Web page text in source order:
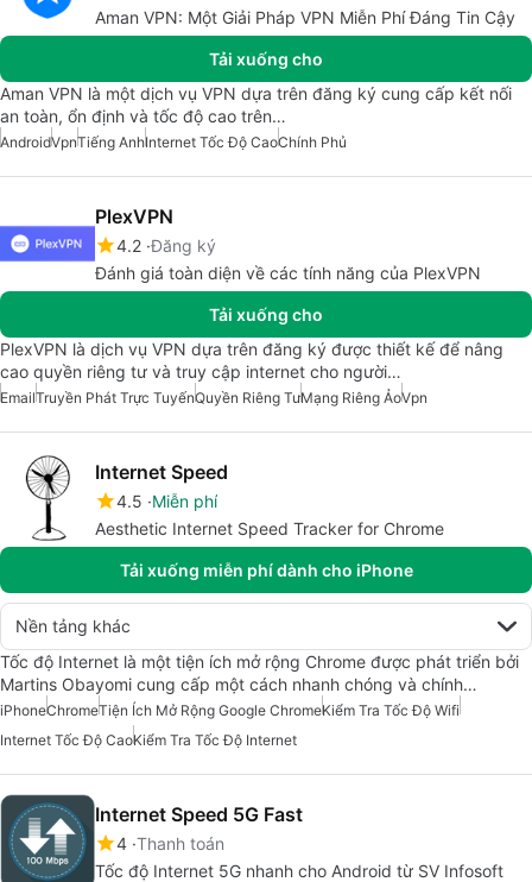
Aman VPN: Một Giải Pháp VPN Miễn Phí Đáng Tin Cậy
Tải xuống cho
Aman VPN là một dịch vụ VPN dựa trên đăng ký cung cấp kết nối
an toàn, ổn định và tốc độ cao trên…
AndroidVpnTiếng AnhInternet Tốc Độ CaoChính Phủ
PlexVPN
4.2 Đăng ký
Đánh giá toàn diện về các tính năng của PlexVPN
Tải xuống cho
PlexVPN là dịch vụ VPN dựa trên đăng ký được thiết kế để nâng
cao quyền riêng tư và truy cập internet cho người…
EmailTruyền Phát Trực TuyếnQuyền Riêng TưMạng Riêng ẢoVpn
Internet Speed
4.5 Miễn phí
Aesthetic Internet Speed Tracker for Chrome
Tải xuống miễn phí dành cho iPhone
Nền tảng khác
Tốc độ Internet là một tiện ích mở rộng Chrome được phát triển bởi
Martins Obayomi cung cấp một cách nhanh chóng và chính…
iPhoneChromeTiện Ích Mở Rộng Google ChromeKiểm Tra Tốc Độ Wifi
Internet Tốc Độ CaoKiểm Tra Tốc Độ Internet
Internet Speed 5G Fast
4 Thanh toán
Tốc độ Internet 5G nhanh cho Android từ SV Infosoft